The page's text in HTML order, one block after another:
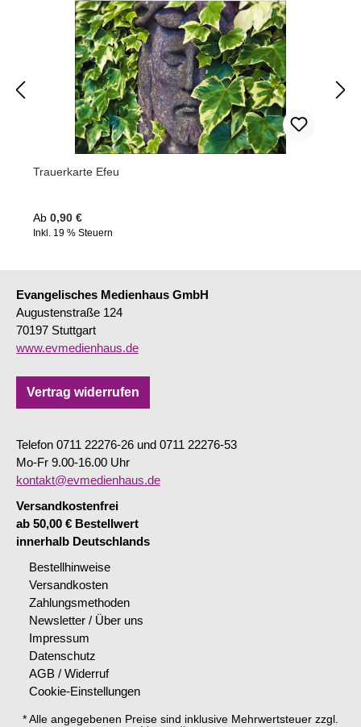
Trauerkarte Efeu
Regulärer Preis:
Ab 0,90 €
Inkl. 19 % Steuern
Evangelisches Medienhaus GmbH
Augustenstraße 124
70197 Stuttgart
www.evmedienhaus.de
Vertrag widerrufen
Telefon 0711 22276-26 und 0711 22276-53
Mo-Fr 9.00-16.00 Uhr
kontakt@evmedienhaus.de
Versandkostenfrei
ab 50,00 € Bestellwert
innerhalb Deutschlands
Bestellhinweise
Versandkosten
Zahlungsmethoden
Newsletter / Über uns
Impressum
Datenschutz
AGB / Widerruf
Cookie-Einstellungen
* Alle angegebenen Preise sind inklusive Mehrwertsteuer zzgl.